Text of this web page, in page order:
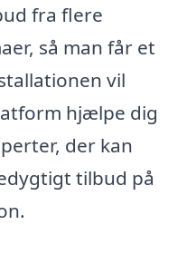
fra flere
så man får et
vil
hjælpe dig
der kan
tilbud på